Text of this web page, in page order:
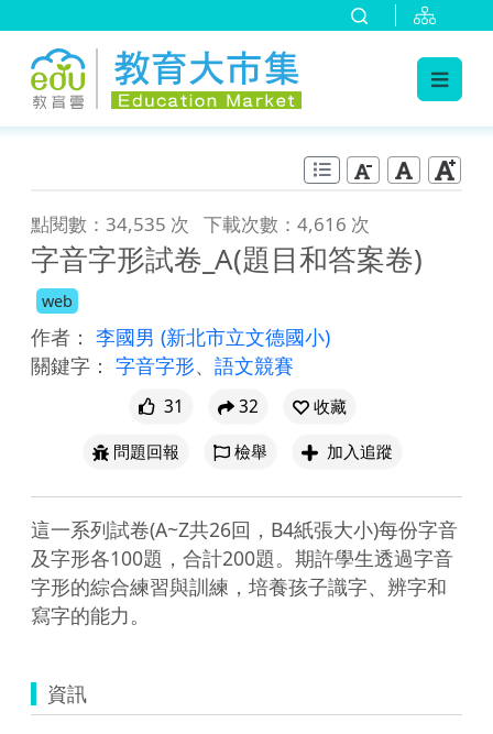
點閱數：34,535 次 下載次數：4,616 次
字音字形試卷_A(題目和答案卷)
web
作者： 李國男 (新北市立文德國小)
關鍵字： 字音字形、 語文競賽
31 32
收藏
問題回報
檢舉 加入追蹤
這一系列試卷(A~Z共26回，B4紙張大小)每份字音
及字形各100題，合計200題。期許學生透過字音
字形的綜合練習與訓練，培養孩子識字、辨字和
寫字的能力。
資訊